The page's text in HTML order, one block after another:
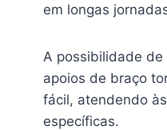
em longas
A possibilidade
apoios de braço
fácil, atendendo
específicas.